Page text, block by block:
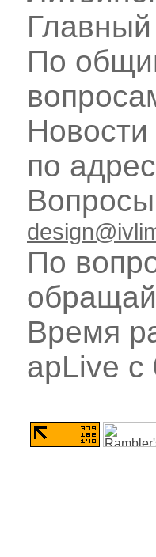
По
по
По
Время
apLive c